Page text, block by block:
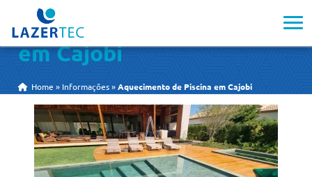
Aquecimento de Piscina
em Cajobi
Home » Informações »Aquecimento de Piscina em Cajobi